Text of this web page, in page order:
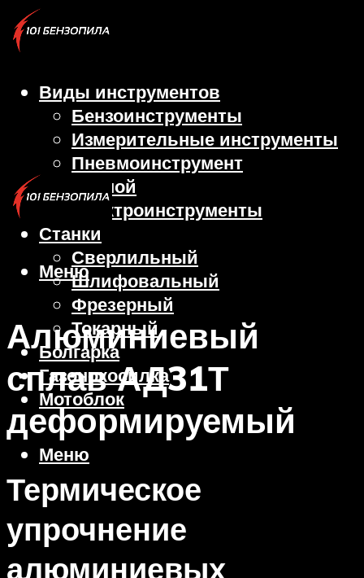
Виды инструментов
Бензоинструменты
Измерительные инструменты
Пневмоинструмент
Ручной
Электроинструменты
Станки
Сверлильный
Шлифовальный
Фрезерный
Токарный
Болгарка
Газонокосилка
Мотоблок
Меню
Меню
Алюминиевый
сплав АД31Т
деформируемый
Термическое
упрочнение
алюминиевых